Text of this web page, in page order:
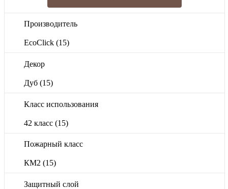
Производитель
EcoClick (15)
Декор
Дуб (15)
Класс использования
42 класс (15)
Пожарный класс
КМ2 (15)
Защитный слой